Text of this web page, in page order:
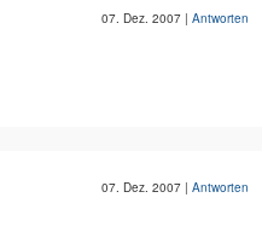
07. Dez. 2007 | Antworten
07. Dez. 2007 | Antworten